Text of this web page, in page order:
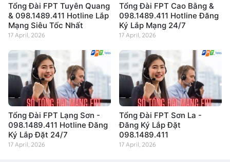
Tổng Đài FPT Tuyên Quang
& 098.1489.411 Hotline Lắp
Mạng Siêu Tốc Nhất
17 April, 2026
Tổng Đài FPT Cao Bằng &
098.1489.411 Hotline Đăng
Ký Lắp Mạng 24/7
17 April, 2026
Tổng Đài FPT Lạng Sơn -
098.1489.411 Hotline Đăng
Ký Lắp Đặt 24/7
17 April, 2026
Tổng Đài FPT Sơn La -
Đăng Ký Lắp Đặt
098.1489.411
17 April, 2026